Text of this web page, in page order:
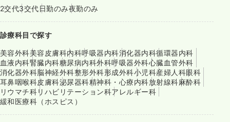
2交代3交代日勤のみ夜勤のみ
診療科目で探す
美容外科美容皮膚科内科呼吸器内科消化器内科循環器内科
血液内科腎臓内科糖尿病内科外科呼吸器外科心臓血管外科
消化器外科脳神経外科整形外科形成外科小児科産婦人科眼科
耳鼻咽喉科皮膚科泌尿器科精神科・心療内科放射線科麻酔科
リウマチ科リハビリテーション科アレルギー科
緩和医療科（ホスピス）